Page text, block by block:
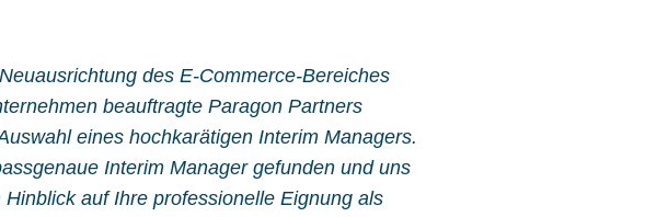
des E-Commerce-Bereiches
beauftragte Paragon Partners
eines hochkarätigen Interim Managers.
Interim Manager gefunden und uns
auf Ihre professionelle Eignung als